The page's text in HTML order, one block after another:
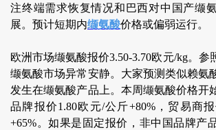
注终端需求恢复情况和巴西对中国产缬
展。预计短期内缬氨酸价格或偏弱运行。
欧洲市场缬氨酸报价3.50-3.70欧元/kg。参
缬氨酸市场异常安静。大家预测类似赖氨
发生在缬氨酸产品上。本周缬氨酸价格开
品牌报价1.80欧元/公斤+80%，贸易商
+65%。如果是固定报价，非中国品牌产